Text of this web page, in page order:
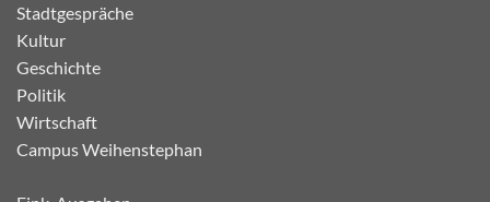
Stadtgespräche
Kultur
Geschichte
Politik
Wirtschaft
Campus Weihenstephan